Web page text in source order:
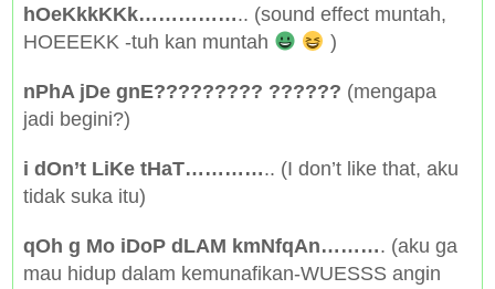
hOeKkkKKk…………….. (sound effect muntah,
HOEEEKK -tuh kan muntah
)
nPhA jDe gnE????????? ?????? (mengapa
jadi begini?)
i dOn’t LiKe tHaT………….. (I don’t like that, aku
tidak suka itu)
qOh g Mo iDoP dLAM kmNfqAn………. (aku ga
mau hidup dalam kemunafikan-WUESSS angin